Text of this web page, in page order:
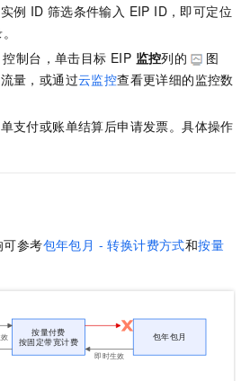
例 ID 筛选条件输入 EIP ID，即可定位
控制台，单击目标 EIP 监控列的
图
量，或通过云监控查看更详细的监控数
支付或账单结算后申请发票。具体操作
参考包年包月 - 转换计费方式和按量